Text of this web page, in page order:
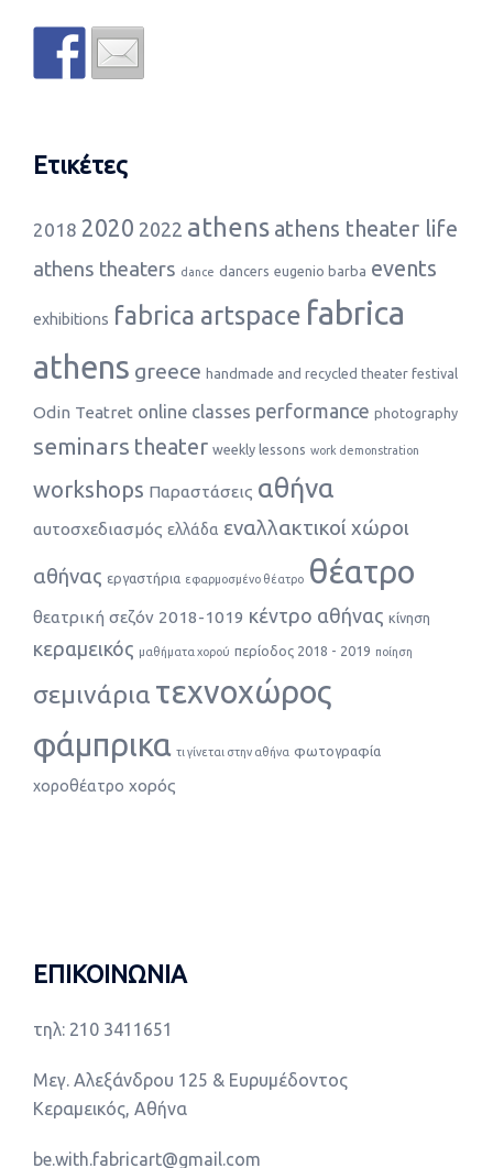
Ετικέτες
2018 2020 2022 athens athens theater life
athens theaters dance dancers eugenio barba events
exhibitions fabrica artspace fabrica
athens greece handmade and recycled theater festival
Odin Teatret online classes performance photography
seminars theater weekly lessons work demonstration
workshops Παραστάσεις αθήνα
αυτοσχεδιασμός ελλάδα εναλλακτικοί χώροι
αθήνας εργαστήρια εφαρμοσμένο θέατρο θέατρο
θεατρική σεζόν 2018-1019 κέντρο αθήνας κίνηση
κεραμεικός μαθήματα χορού περίοδος 2018 - 2019 ποίηση
σεμινάρια τεχνοχώρος
φάμπρικα τι γίνεται στην αθήνα φωτογραφία
χοροθέατρο χορός
ΕΠΙΚΟΙΝΩΝΙΑ
τηλ: 210 3411651
Μεγ. Αλεξάνδρου 125 & Ευρυμέδοντος
Κεραμεικός, Αθήνα
be.with.fabricart@gmail.com